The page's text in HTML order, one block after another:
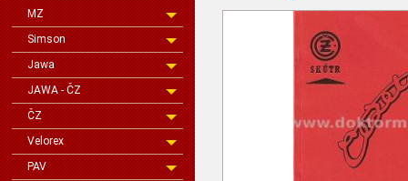
MZ
Simson
Jawa
JAWA - ČZ
ČZ
Velorex
PAV